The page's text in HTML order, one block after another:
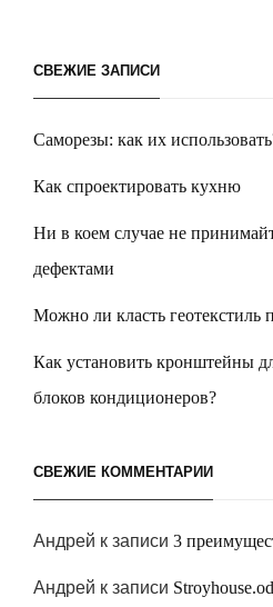
СВЕЖИЕ ЗАПИСИ
Саморезы: как их
Как спроектировать кухню
Ни в коем случае не
дефектами
Можно ли класть геотекстиль
Как установить кронштейны
блоков кондиционеров?
СВЕЖИЕ КОММЕНТАРИИ
Андрей к записи 3
Андрей к записи